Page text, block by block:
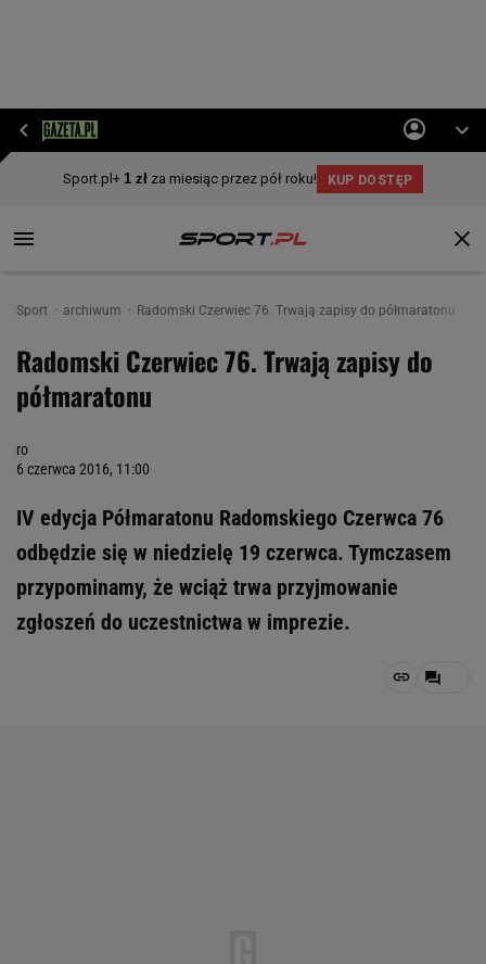
Sport archiwum Radomski Czerwiec 76. Trwają zapisy do półmaratonu
Radomski Czerwiec 76. Trwają zapisy do
półmaratonu
ro
6 czerwca 2016, 11:00
IV edycja Półmaratonu Radomskiego Czerwca 76
odbędzie się w niedzielę 19 czerwca. Tymczasem
przypominamy, że wciąż trwa przyjmowanie
zgłoszeń do uczestnictwa w imprezie.